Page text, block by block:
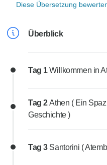
Diese Übersetzung
Überblick
Tag 1Willkommen in
Tag 2Athen ( Ein
Geschichte )
Tag 3 Santorini (